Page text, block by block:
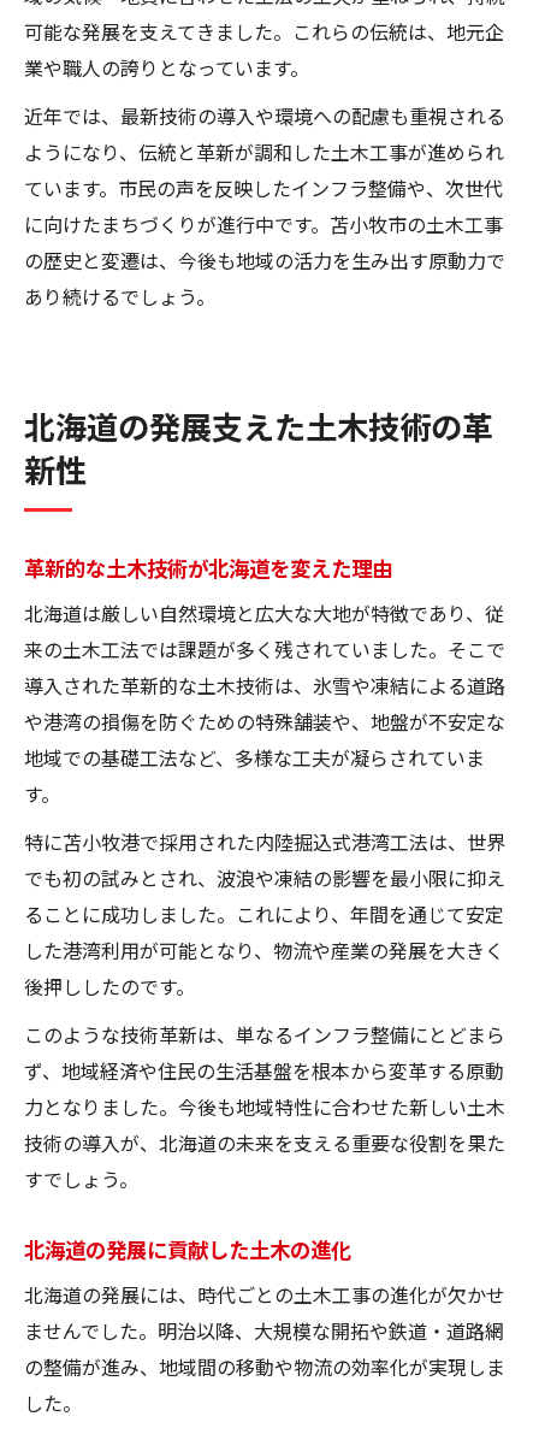
可能な発展を支えてきました。これらの伝統は、地元企
業や職人の誇りとなっています。
近年では、最新技術の導入や環境への配慮も重視される
ようになり、伝統と革新が調和した土木工事が進められ
ています。市民の声を反映したインフラ整備や、次世代
に向けたまちづくりが進行中です。苫小牧市の土木工事
の歴史と変遷は、今後も地域の活力を生み出す原動力で
あり続けるでしょう。
北海道の発展支えた土木技術の革
新性
革新的な土木技術が北海道を変えた理由
北海道は厳しい自然環境と広大な大地が特徴であり、従
来の土木工法では課題が多く残されていました。そこで
導入された革新的な土木技術は、氷雪や凍結による道路
や港湾の損傷を防ぐための特殊舗装や、地盤が不安定な
地域での基礎工法など、多様な工夫が凝らされていま
す。
特に苫小牧港で採用された内陸掘込式港湾工法は、世界
でも初の試みとされ、波浪や凍結の影響を最小限に抑え
ることに成功しました。これにより、年間を通じて安定
した港湾利用が可能となり、物流や産業の発展を大きく
後押ししたのです。
このような技術革新は、単なるインフラ整備にとどまら
ず、地域経済や住民の生活基盤を根本から変革する原動
力となりました。今後も地域特性に合わせた新しい土木
技術の導入が、北海道の未来を支える重要な役割を果た
すでしょう。
北海道の発展に貢献した土木の進化
北海道の発展には、時代ごとの土木工事の進化が欠かせ
ませんでした。明治以降、大規模な開拓や鉄道・道路網
の整備が進み、地域間の移動や物流の効率化が実現しま
した。